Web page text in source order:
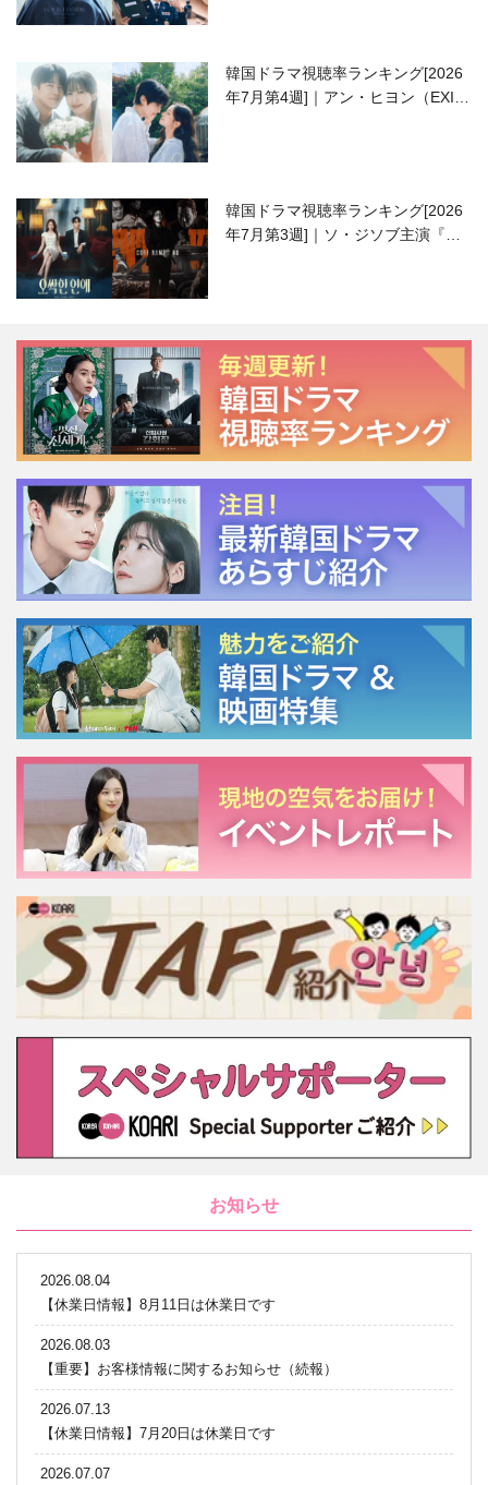
韓国ドラマ視聴率ランキング[2026
年7月第4週]｜アン・ヒヨン（EXID
韓国ドラマ視聴率ランキング[2026
年7月第3週]｜ソ・ジソブ主演『エ
お知らせ
2026.08.04
【休業日情報】8月11日は休業日です
2026.08.03
【重要】お客様情報に関するお知らせ（続報）
2026.07.13
【休業日情報】7月20日は休業日です
2026.07.07